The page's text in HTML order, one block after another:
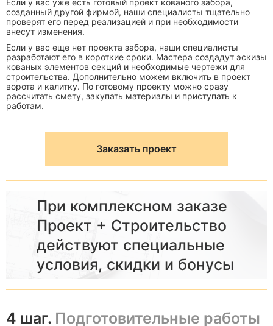
Если у вас уже есть готовый проект кованого забора,
созданный другой фирмой, наши специалисты тщательно
проверят его перед реализацией и при необходимости
внесут изменения.
Если у вас еще нет проекта забора, наши специалисты
разработают его в короткие сроки. Мастера создадут эскизы
кованых элементов секций и необходимые чертежи для
строительства. Дополнительно можем включить в проект
ворота и калитку. По готовому проекту можно сразу
рассчитать смету, закупать материалы и приступать к
работам.
Заказать проект
При комплексном заказе
Проект + Строительство
действуют специальные
условия, скидки и бонусы
4 шаг. Подготовительные работы